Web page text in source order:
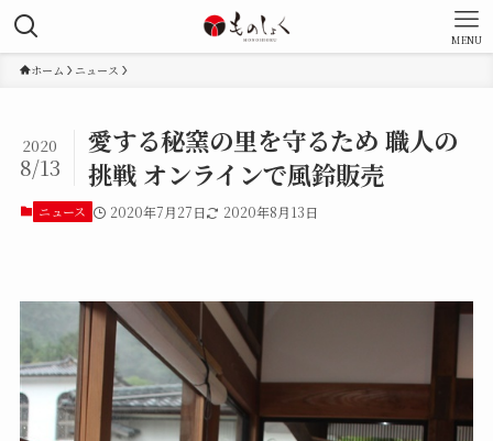
MENU
ホーム ニュース
愛する秘窯の里を守るため 職人の
挑戦 オンラインで風鈴販売
2020
8/13
ニュース 2020年7月27日 2020年8月13日